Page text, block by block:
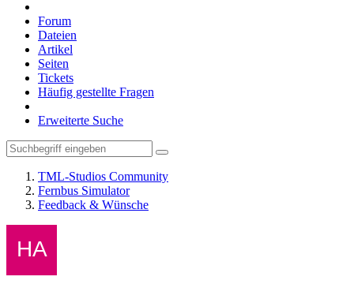
Forum
Dateien
Artikel
Seiten
Tickets
Häufig gestellte Fragen
Erweiterte Suche
TML-Studios Community
Fernbus Simulator
Feedback & Wünsche